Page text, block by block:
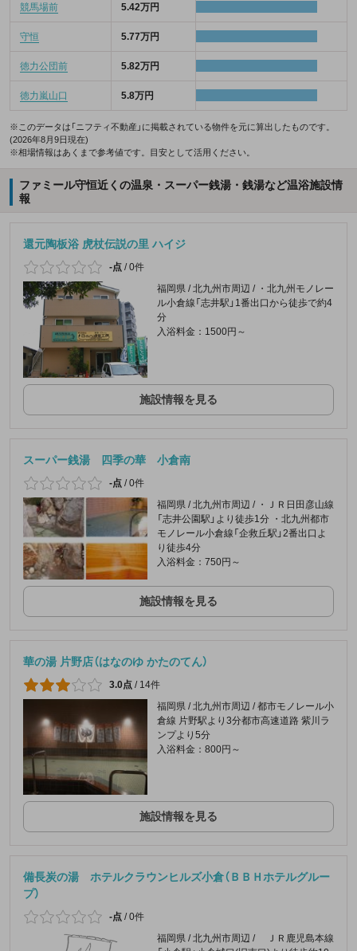
競馬場前 5.42万円
守恒 5.77万円
徳力公団前 5.82万円
徳力嵐山口 5.8万円
※このデータは「ニフティ不動産」に掲載されている物件を元に算出したものです。
(2026年8月9日現在)
※相場情報はあくまで参考値です。目安として活用ください。
ファミール守恒近くの温泉・スーパー銭湯・銭湯など温浴施設情
報
還元陶板浴 虎杖伝説の里 ハイジ
-点 /0件
福岡県 / 北九州市周辺 / ・北九州モノレー
ル小倉線「志井駅」1番出口から徒歩で約4
分
入浴料金：1500円～
施設情報を見る
スーパー銭湯 四季の華 小倉南
-点 /0件
福岡県 / 北九州市周辺 / ・ＪＲ日田彦山線
「志井公園駅」より徒歩1分 ・北九州都市
モノレール小倉線「企救丘駅」2番出口よ
り徒歩4分
入浴料金：750円～
施設情報を見る
華の湯 片野店（はなのゆ かたのてん）
3.0点 / 14件
福岡県 / 北九州市周辺 / 都市モノレール小
倉線 片野駅より3分都市高速道路 紫川ラ
ンプより5分
入浴料金：800円～
施設情報を見る
備長炭の湯 ホテルクラウンヒルズ小倉（ＢＢＨホテルグルー
プ）
-点 /0件
福岡県 / 北九州市周辺 / ＪＲ鹿児島本線